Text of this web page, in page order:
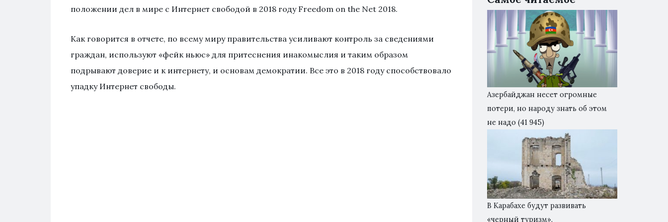
положении дел в мире с Интернет свободой в 2018 году Freedom on the Net 2018.
Как говорится в отчете, по всему миру правительства усиливают контроль за сведениями
граждан, используют «фейк ньюс» для притеснения инакомыслия и таким образом
подрывают доверие и к интернету, и основам демократии. Bсе это в 2018 году способствовало
упадку Интернет свободы.
Азербайджан несет огромные
потери, но народу знать об этом
не надо (41 945)
В Карабахе будут развивать
«черный туризм».